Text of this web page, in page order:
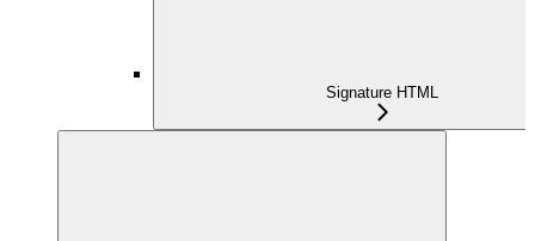
Signature HTML